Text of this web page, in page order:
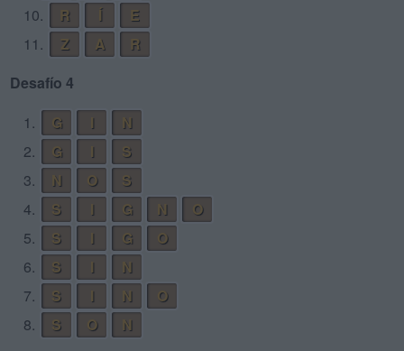
10.
R Í
E
11.
Z A
R
Desafío 4
1.
G
N
2.
G
S
3.
N O
S
4.
S G N
O
5.
S G
O
6.
S
N
7.
S N
O
8.
S O
N